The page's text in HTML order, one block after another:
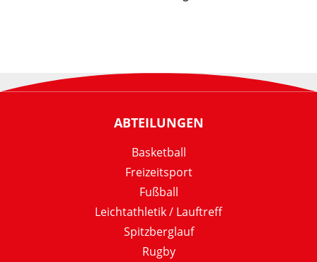
ABTEILUNGEN
Basketball
Freizeitsport
Fußball
Leichtathletik / Lauftreff
Spitzberglauf
Rugby